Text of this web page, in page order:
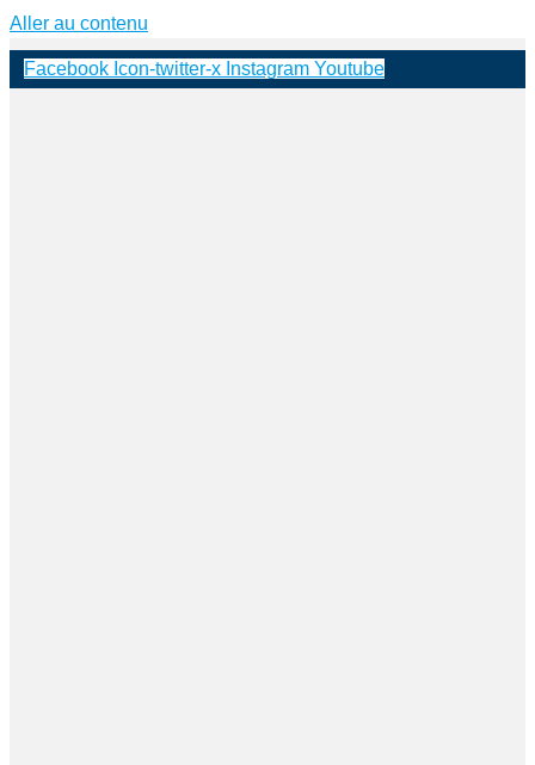
Aller au contenu
Facebook Icon-twitter-x Instagram Youtube